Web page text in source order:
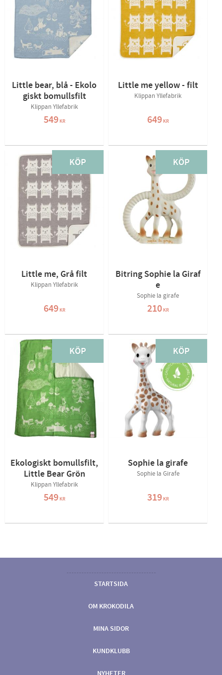
Little bear, blå - Ekolo
giskt bomullsfilt
Klippan Yllefabrik
549KR
Little me yellow - filt
Klippan Yllefabrik
649KR
Little me, Grå filt
Klippan Yllefabrik
649KR
KÖP
Bitring Sophie la Giraf
e
Sophie la girafe
210KR
KÖP
Ekologiskt bomullsfilt,
Little Bear Grön
Klippan Yllefabrik
549KR
KÖP
Sophie la girafe
Sophie la Girafe
319KR
KÖP
STARTSIDA
OM KROKODILA
MINA SIDOR
KUNDKLUBB